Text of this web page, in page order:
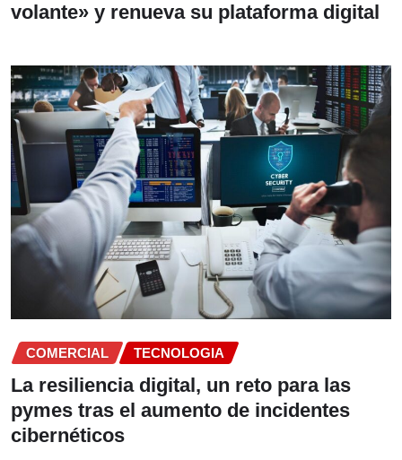
volante» y renueva su plataforma digital
COMERCIAL TECNOLOGIA
La resiliencia digital, un reto para las
pymes tras el aumento de incidentes
cibernéticos